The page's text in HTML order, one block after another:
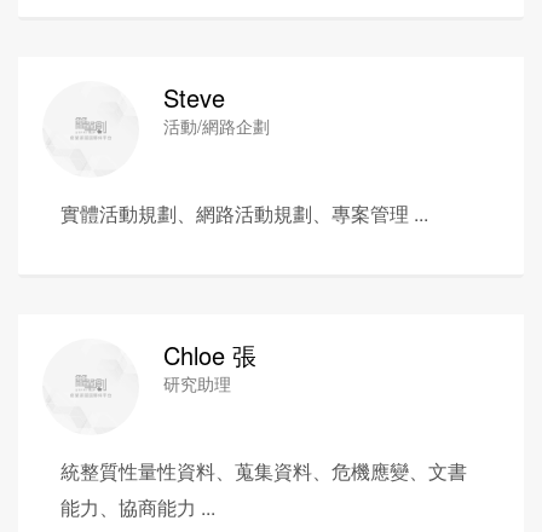
Steve
活動/網路企劃
實體活動規劃、網路活動規劃、專案管理 ...
Chloe 張
研究助理
統整質性量性資料、蒐集資料、危機應變、文書
能力、協商能力 ...